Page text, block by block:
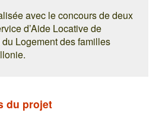
avec le concours de deux
d’Aide Locative de
Logement des familles
du projet